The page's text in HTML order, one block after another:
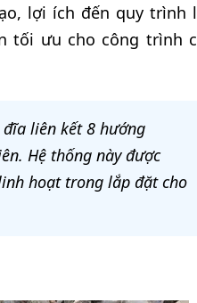
lợi ích đến quy trình
tối ưu cho công trình
liên kết 8 hướng
Hệ thống này được
hoạt trong lắp đặt cho